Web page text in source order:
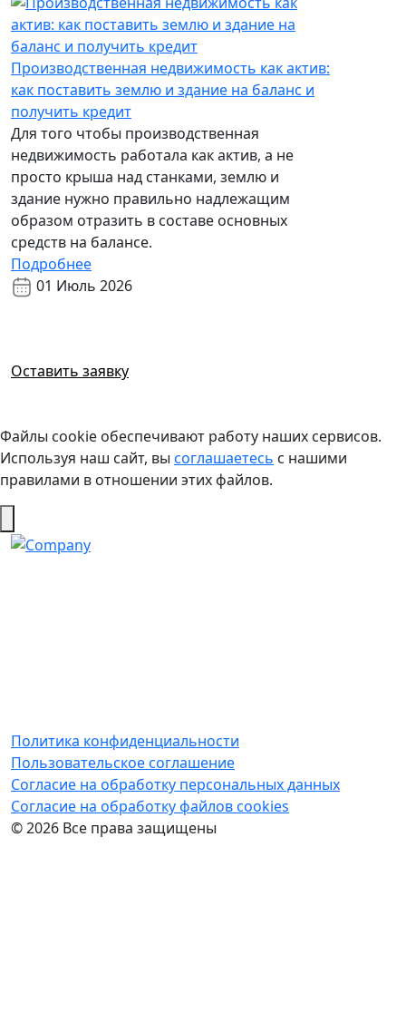
Производственная недвижимость как актив:
как поставить землю и здание на баланс и
получить кредит
Для того чтобы производственная
недвижимость работала как актив, а не
просто крыша над станками, землю и
здание нужно правильно надлежащим
образом отразить в составе основных
средств на балансе.
Подробнее
01 Июль 2026
Оставить заявку
Файлы cookie обеспечивают работу наших сервисов.
Используя наш сайт, вы соглашаетесь с нашими
правилами в отношении этих файлов.
Политика конфиденциальности
Пользовательское соглашение
Согласие на обработку персональных данных
Cогласие на обработку файлов cookies
© 2026 Все права защищены